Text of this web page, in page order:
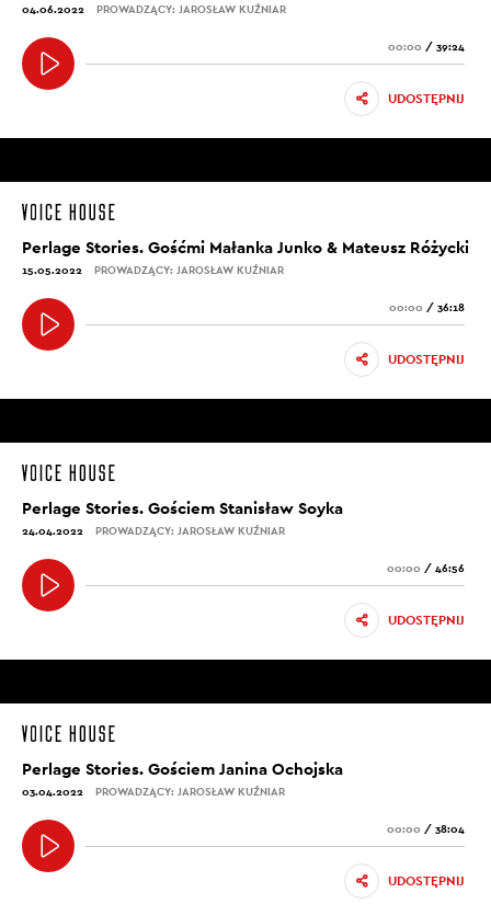
04.06.2022 PROWADZĄCY: JAROSŁAW KUŹNIAR
00:00 / 39:24
UDOSTĘPNIJ
Perlage Stories. Gośćmi Małanka Junko & Mateusz Różycki
15.05.2022 PROWADZĄCY: JAROSŁAW KUŹNIAR
00:00 / 36:18
UDOSTĘPNIJ
Perlage Stories. Gościem Stanisław Soyka
24.04.2022 PROWADZĄCY: JAROSŁAW KUŹNIAR
00:00 / 46:56
UDOSTĘPNIJ
Perlage Stories. Gościem Janina Ochojska
03.04.2022 PROWADZĄCY: JAROSŁAW KUŹNIAR
00:00 / 38:04
UDOSTĘPNIJ